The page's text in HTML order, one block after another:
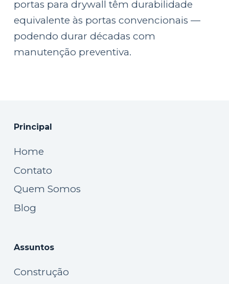
portas para drywall têm durabilidade
equivalente às portas convencionais —
podendo durar décadas com
manutenção preventiva.
Principal
Home
Contato
Quem Somos
Blog
Assuntos
Construção